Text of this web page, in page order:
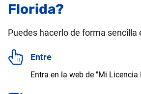
Florida?
Puedes hacerlo de forma sencilla
Entre
Entra en la web de "Mi Licencia